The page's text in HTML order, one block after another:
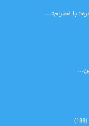
با احترام»...
(188)